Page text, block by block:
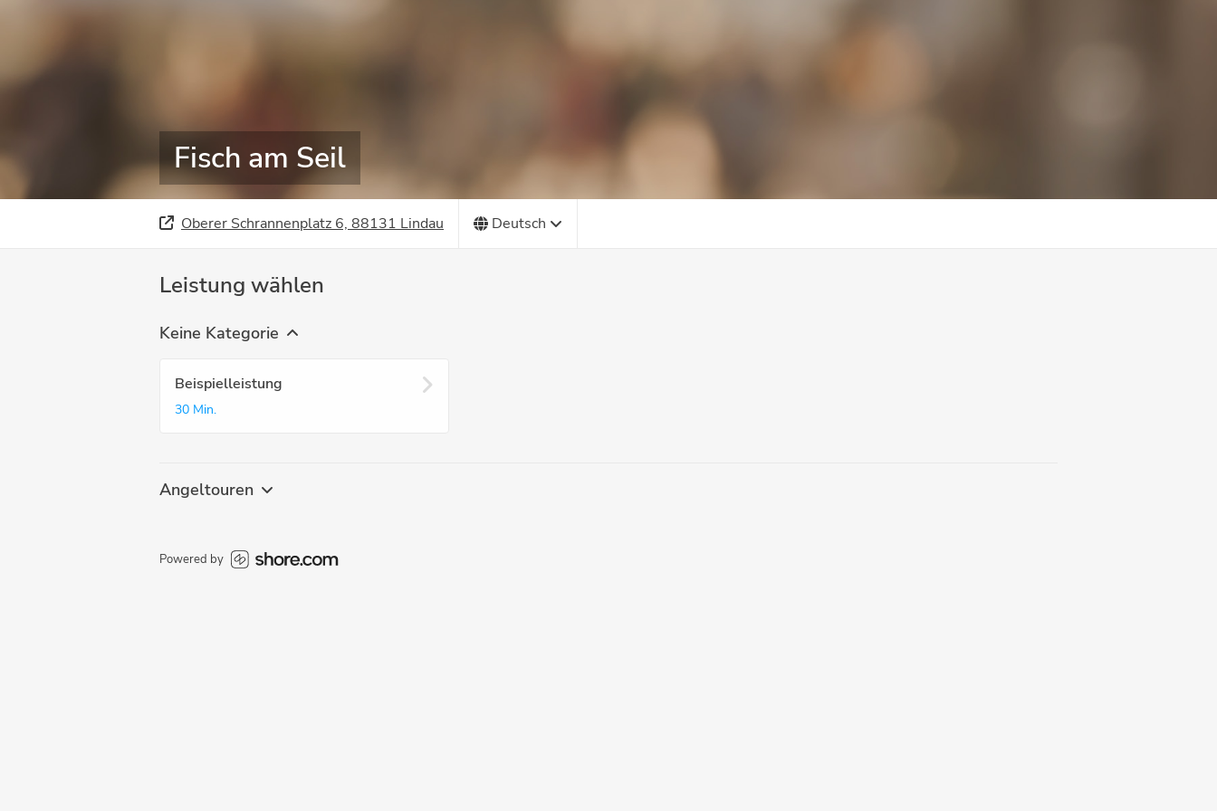
Fisch am Seil
Oberer Schrannenplatz 6, 88131 Lindau Deutsch
Leistung wählen
Keine Kategorie
Beispielleistung
30 Min.
Angeltouren
Powered by